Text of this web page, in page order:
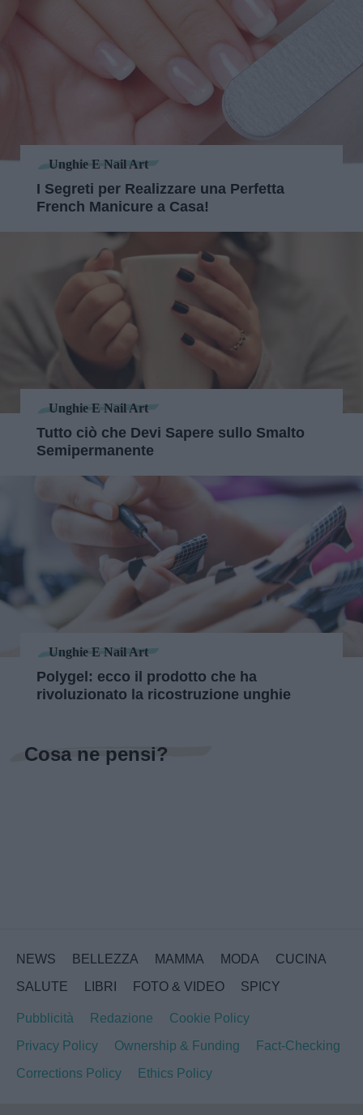
Unghie E Nail Art
I Segreti per Realizzare una Perfetta
French Manicure a Casa!
Unghie E Nail Art
Tutto ciò che Devi Sapere sullo Smalto
Semipermanente
Unghie E Nail Art
Polygel: ecco il prodotto che ha
rivoluzionato la ricostruzione unghie
Cosa ne pensi?
NEWS BELLEZZA MAMMA MODA
CUCINA
SALUTE
LIBRI FOTO & VIDEO SPICY
Pubblicità Redazione
Cookie Policy
Privacy Policy
Ownership & Funding
Fact-Checking
Corrections Policy
Ethics Policy